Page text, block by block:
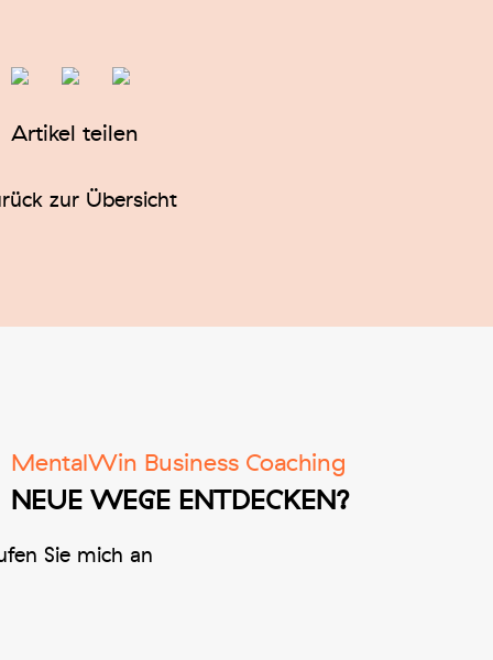
Artikel teilen
zur Übersicht
MentalWin Business Coaching
NEUE WEGE ENTDECKEN?
Sie mich an